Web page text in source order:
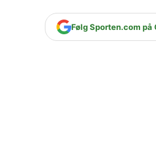
Følg Sporten.com på